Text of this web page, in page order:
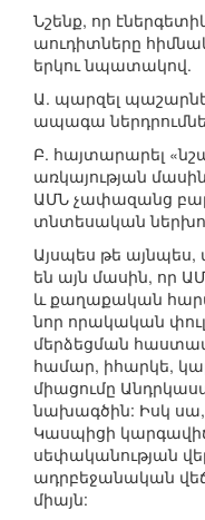
Նշենք, որ
աուդիտները
երկու նպատակով.
Ա. պարզել
ապագա
Բ. հայտարարել
առկայության
ԱՄՆ չափազանց
տնտեսական
Այսպես թե
են այն մասին, որ
և քաղաքական
նոր որակական
մերձեցման
համար, իհարկե,
միացումը
նախագծին: Իսկ սա,
Կասպիցի
սեփականության
ադրբեջանական
միայն: